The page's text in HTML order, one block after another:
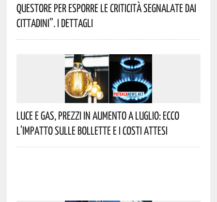
Questore Per Esporre Le Criticità Segnalate Dai
Cittadini”. I Dettagli
Luce E Gas, Prezzi In Aumento A Luglio: Ecco
L’impatto Sulle Bollette E I Costi Attesi